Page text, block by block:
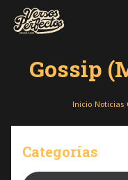
Gossip
Inicio/ Noticias/
Categorías